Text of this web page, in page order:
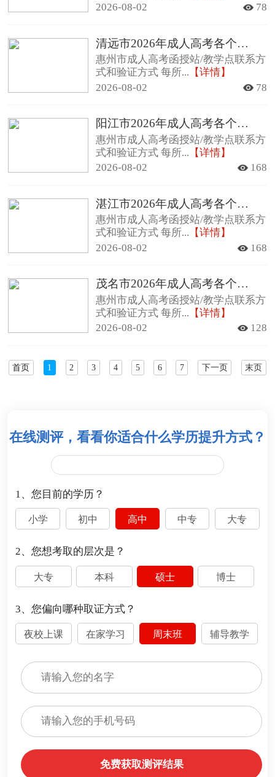
2026-08-02
78
清远市2026年成人高考各个函授站查询方法及其联系方式
惠州市成人高考函授站/教学点联系方
式和验证方式 每所... 【详情】
2026-08-02
78
阳江市2026年成人高考各个函授站查询方法及其联系方式
惠州市成人高考函授站/教学点联系方
式和验证方式 每所... 【详情】
2026-08-02
168
湛江市2026年成人高考各个函授站查询方法及其联系方式
惠州市成人高考函授站/教学点联系方
式和验证方式 每所... 【详情】
2026-08-02
168
茂名市2026年成人高考各个函授站查询方法及其联系方式
惠州市成人高考函授站/教学点联系方
式和验证方式 每所... 【详情】
2026-08-02
128
首页 1 2 3 4 5 6 7 下一页 末页
在线测评，看看你适合什么学历提升方式？
1、您目前的学历？
小学 初中 高中 中专 大专
2、您想考取的层次是？
大专 本科 硕士 博士
3、您偏向哪种取证方式？
夜校上课 在家学习 周末班 辅导教学
免费获取测评结果